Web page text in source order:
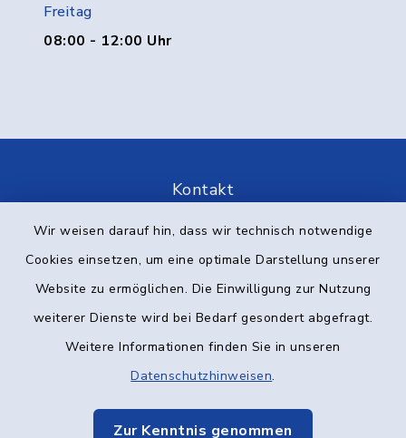
Wir weisen darauf hin, dass wir technisch notwendige
Cookies einsetzen, um eine optimale Darstellung unserer
Website zu ermöglichen. Die Einwilligung zur Nutzung
weiterer Dienste wird bei Bedarf gesondert abgefragt.
Weitere Informationen finden Sie in unseren
Datenschutzhinweisen.
Zur Kenntnis genommen
Freitag
08:00 - 12:00 Uhr
Kontakt
Barrierefreiheit
Datenschutz
Impressum
Elektronische Kommunikation
Sitemap